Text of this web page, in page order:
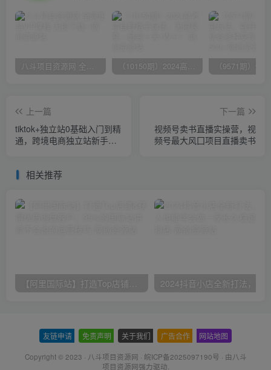
八斗项目资源网 全网正品VIP课程 无损下载~ （10150期）2024高考项目野路子玩法，无限裂变，最高一天1W＋！
上一篇
tiktok+独立站0基础入门到精
通，跨境电商独立站新手必
下一篇
视频号卖书直播实操营，视
频号最大风囗项目直播卖书
相关推荐
【阿里国际站】打造Top店铺&获得优质询盘客户，​95%的国际站讲师不会说的运营技巧
友链申请 免责声明 关于我们 广告合作 网站地图
Copyright © 2023 · 八斗项目资源网 · 皖ICP备2025097190号 · 由八斗
项目资源网强力驱动.